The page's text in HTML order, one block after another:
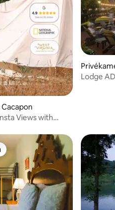
Views with
Lodge